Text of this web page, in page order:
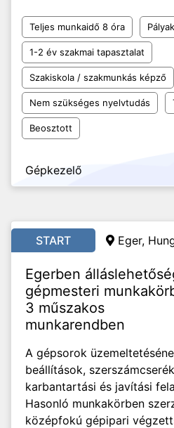
Teljes munkaidő 8 óra
1-2 év szakmai tapasztalat
Szakiskola / szakmunkás képző
Nem szükséges nyelvtudás
Beosztott
Gépkezelő
START Eger,
Egerben
gépmesteri
3 műszakos
munkarendben
A gépsorok
beállítások,
karbantartási és javítási
Hasonló munkakörben
középfokú gépipari